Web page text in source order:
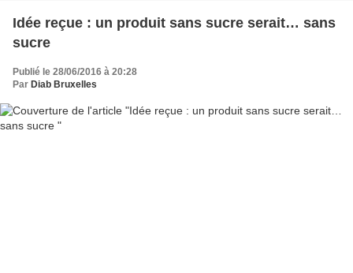
Idée reçue : un produit sans sucre serait… sans
sucre
Publié le 28/06/2016 à 20:28
Par Diab Bruxelles